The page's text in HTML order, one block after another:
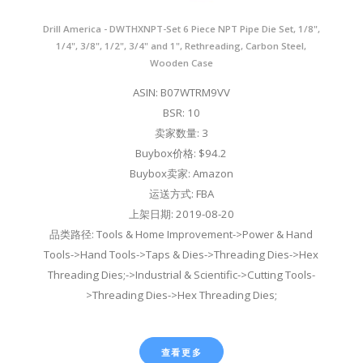
Drill America - DWTHXNPT-Set 6 Piece NPT Pipe Die Set, 1/8",
1/4", 3/8", 1/2", 3/4" and 1", Rethreading, Carbon Steel,
Wooden Case
ASIN: B07WTRM9VV
BSR: 10
卖家数量: 3
Buybox价格: $94.2
Buybox卖家: Amazon
运送方式: FBA
上架日期: 2019-08-20
品类路径: Tools & Home Improvement->Power & Hand
Tools->Hand Tools->Taps & Dies->Threading Dies->Hex
Threading Dies;->Industrial & Scientific->Cutting Tools-
>Threading Dies->Hex Threading Dies;
查看更多